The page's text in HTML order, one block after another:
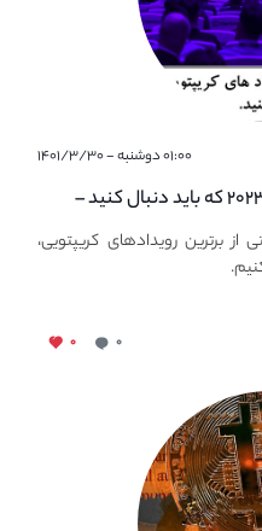
۰۱:۰۰ دوشنبه - ۱۴۰۱/۳/۳۰
مهم ترین رویداد های کریپتویی ۲۰۲۳ که باید دنبال کنید –
برترین رویدادهای کریپتویی،
۰ ۰